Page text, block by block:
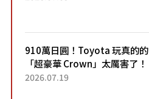
了！...
910萬日圓！Toyota 玩真的的
「超豪華 Crown」太厲害了！
採用由「匠人技藝」打造的
2026.07.19